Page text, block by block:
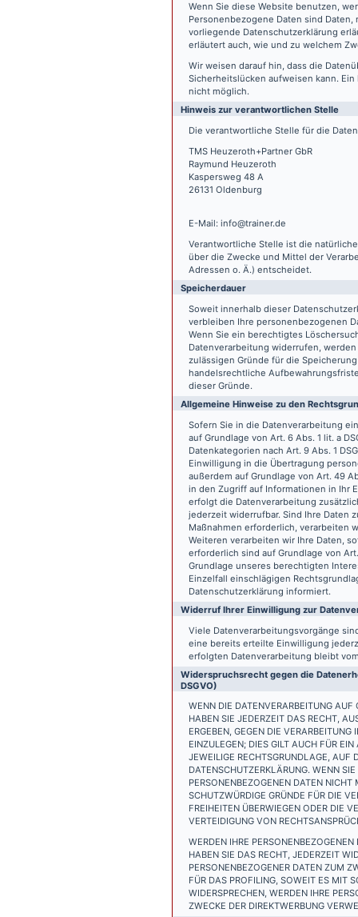
Wenn Sie diese Website benutzen,
Personenbezogene Daten sind
vorliegende Datenschutzerklärung
erläutert auch, wie und zu welchem
Wir weisen darauf hin, dass die
Sicherheitslücken aufweisen kann.
nicht möglich.
Hinweis zur verantwortlichen Stelle
Die verantwortliche Stelle für die
TMS Heuzeroth+Partner GbR
Raymund Heuzeroth
Kaspersweg 48 A
26131 Oldenburg
E-Mail: info@trainer.de
Verantwortliche Stelle ist die
über die Zwecke und Mittel der
Adressen o. Ä.) entscheidet.
Speicherdauer
Soweit innerhalb dieser
verbleiben Ihre personenbezogenen
Wenn Sie ein berechtigtes
Datenverarbeitung widerrufen,
zulässigen Gründe für die
handelsrechtliche
dieser Gründe.
Allgemeine Hinweise zu den
Sofern Sie in die Datenverarbeitung
auf Grundlage von Art. 6 Abs. 1 lit. a
Datenkategorien nach Art. 9 Abs. 1
Einwilligung in die Übertragung
außerdem auf Grundlage von Art. 49
in den Zugriff auf Informationen in Ihr
erfolgt die Datenverarbeitung
jederzeit widerrufbar. Sind Ihre Daten
Maßnahmen erforderlich, verarbeiten
Weiteren verarbeiten wir Ihre Daten,
erforderlich sind auf Grundlage von
Grundlage unseres berechtigten
Einzelfall einschlägigen
Datenschutzerklärung informiert.
Widerruf Ihrer Einwilligung zur
Viele Datenverarbeitungsvorgänge
eine bereits erteilte Einwilligung
erfolgten Datenverarbeitung bleibt
Widerspruchsrecht gegen die
DSGVO)
WENN DIE DATENVERARBEITUNG
HABEN SIE JEDERZEIT DAS RECHT,
ERGEBEN, GEGEN DIE
EINZULEGEN; DIES GILT AUCH FÜR
JEWEILIGE RECHTSGRUNDLAGE, AUF
DATENSCHUTZERKLÄRUNG. WENN
PERSONENBEZOGENEN DATEN
SCHUTZWÜRDIGE GRÜNDE FÜR DIE
FREIHEITEN ÜBERWIEGEN ODER DIE
VERTEIDIGUNG VON
WERDEN IHRE
HABEN SIE DAS RECHT, JEDERZEIT
PERSONENBEZOGENER DATEN ZUM
FÜR DAS PROFILING, SOWEIT ES MIT
WIDERSPRECHEN, WERDEN IHRE
ZWECKE DER DIREKTWERBUNG